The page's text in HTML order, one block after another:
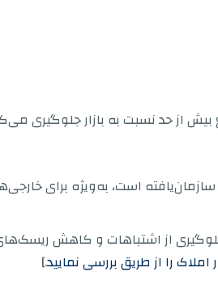
از حد نسبت به بازار جلوگیری
سازمان‌یافته است، به‌ویژه برای
جلوگیری از اشتباهات و کاهش
را از طریق بررسی نمایید.]